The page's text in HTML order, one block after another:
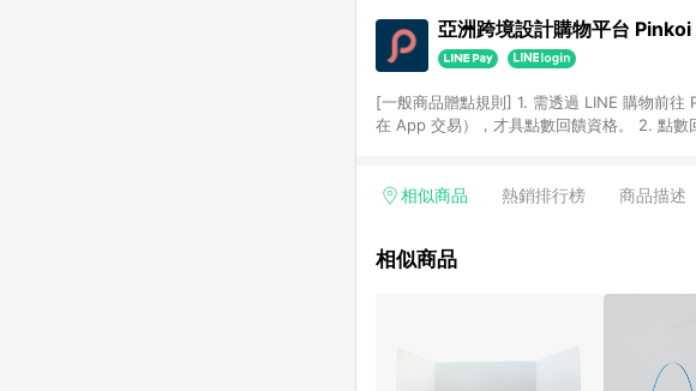
亞洲跨境設計購物平台 Pinkoi
[一般商品贈點規則] 1. 需透過 LINE 購物前
在 App 交易），才具點數回饋資格。 2. 點數
格，部分退款不在此限。 6. APP 請更新至
使用規則請以點數紅包活動說明為準。 11. 若
相似商品 熱銷排行榜 商品描述
相似商品